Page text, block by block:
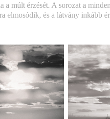
a múlt érzését. A sorozat a
elmosódik, és a látvány inkább